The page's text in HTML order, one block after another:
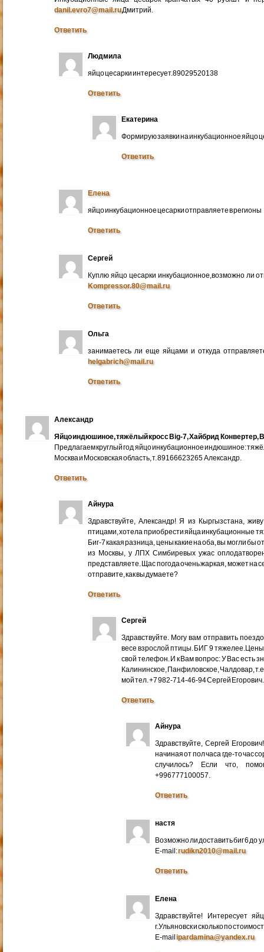
danil.evro7@mail.ruДмитрий.
Ответить
Людмила
яйцо цесарки интересует.89029520138
Ответить
Екатерина
Формирую заявки на инкубационное яйцо
Ответить
Елена
яйцо инкубационное цесарки отправляете в регионы
Ответить
Сергей
Куплю яйцо цесарки инкубационное,возможно ли
Kompressor.80@mail.ru
Ответить
Ольга
занимаетесь ли еще яйцами и откуда
helgabrich@mail.ru
Ответить
Александр
Яйцо индюшиное, тяжёлый кросс Big-7, Хайбрид Конвертер,
Предлагаем круглый год яйцо инкубационное индюшиное:
Москва и Московская область, т. 89166623265 Александр.
Ответить
Айнура
Здравствуйте, Александр! Я из Кыргызстана,
птицами, хотела приобрести яйца инкубационные
Биг-7 какая разница, цены какие на оба, вы могли бы
из Москвы, у ЛПХ Симбиревых ужас
представляете. Щас погода очень жаркая, может на
отправите, как вы думаете?
Ответить
Сергей
Здравствуйте. Могу вам отправить
весе взрослой птицы. БИГ 9
свой телефон. И к Вам вопрос: У Вас есть
Калининское, Панфиловское, Чалдовар,
мой тел. +7 982-714-46-94 Сергей Егорович.
Ответить
Айнура
Здравствуйте, Сергей
начиная от пол часа где-то час
случилось? Если что,
+996777100057.
Ответить
настя
Возможно ли доставить биг 6 до
E-mail:rudikn2010@mail.ru
Ответить
Елена
Здравствуйте! Интересует
г.Ульяновск и сколько по
E-mailipardamina@yandex.ru